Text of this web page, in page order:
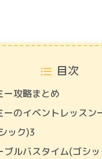
目次
ー攻略まとめ
のイベントレッスン
ック)3
ルバスタイム(ゴシ